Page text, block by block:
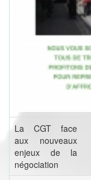
La CGT face
aux nouveaux
enjeux de la
négociation